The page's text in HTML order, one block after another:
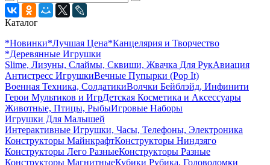
Каталог
*Новинки*Лучшая Цена*Канцелярия и Творчество
*Деревянные Игрушки
Slime, Лизуны, Слаймы, Сквиши, Жвачка Для РукАвиация
Антистресс ИгрушкиВечные Пупырки (Pop It)
Военная Техника, СолдатикиВолчки Бейблэйд, Инфинити
Герои Мультиков и ИгрДетcкая Косметика и Аксессуары
Животные, Птицы, РыбыИгровые Наборы
Игрушки Для Малышей
Интерактивные Игрушки, Часы, Телефоны, Электроника
Конструкторы МайнкрафтКонструкторы Ниндзяго
Конструкторы Лего РазныеКонструкторы Разные
Конструкторы МагнитныеКубики Рубика, Головоломки